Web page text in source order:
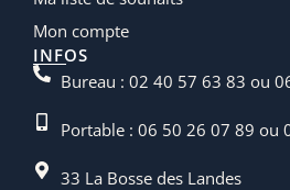
Mon compte
INFOS
Bureau : 02 40 57 63 83 ou
Portable : 06 50 26 07 89 ou
33 La Bosse des Landes